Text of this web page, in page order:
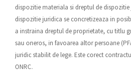
dispozitie materiala si dreptul de
dispozitie juridica se concretizeaza in
a instraina dreptul de proprietate, cu titlu
sau oneros, in favoarea altor persoane
juridic stabilit de lege. Este corect
ONRC.